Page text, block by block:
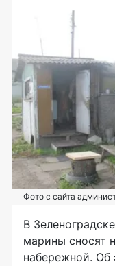
Фото с сайта
В
марины сносят
набережной. Об